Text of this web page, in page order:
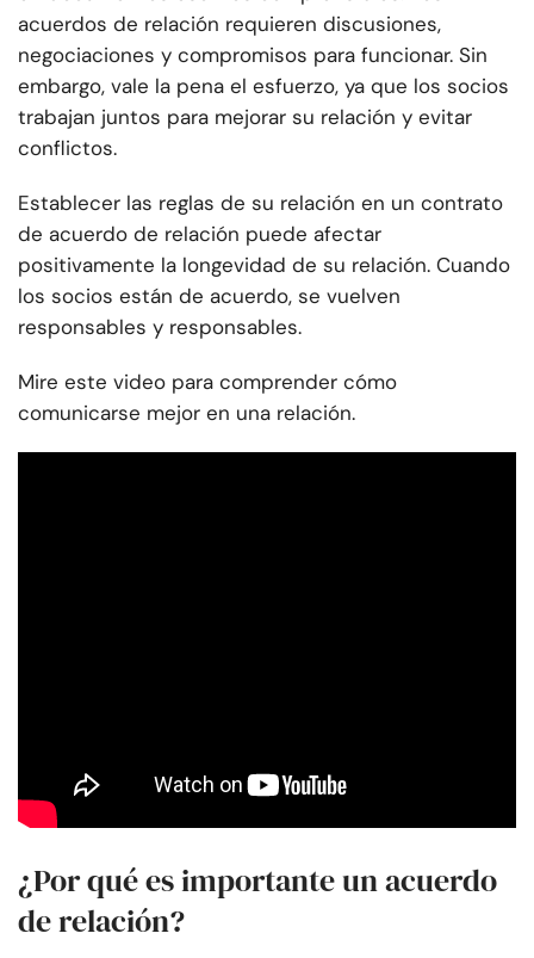
acuerdos de relación requieren discusiones,
negociaciones y compromisos para funcionar. Sin
embargo, vale la pena el esfuerzo, ya que los socios
trabajan juntos para mejorar su relación y evitar
conflictos.
Establecer las reglas de su relación en un contrato
de acuerdo de relación puede afectar
positivamente la longevidad de su relación. Cuando
los socios están de acuerdo, se vuelven
responsables y responsables.
Mire este video para comprender cómo
comunicarse mejor en una relación.
¿Por qué es importante un acuerdo
de relación?